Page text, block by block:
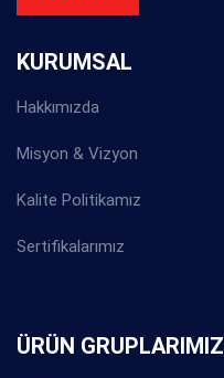
KURUMSAL
Hakkımızda
Misyon & Vizyon
Kalite Politikamız
Sertifikalarımız
ÜRÜN GRUPLARIMIZ